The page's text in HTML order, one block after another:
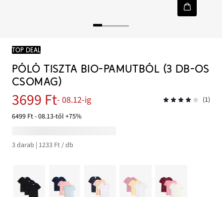
TOP DEAL
PÓLÓ TISZTA BIO-PAMUTBÓL (3 DB-OS
CSOMAG)
3699 Ft- 08.12-ig
(1)
6499 Ft - 08.13-től +75%
3 darab | 1233 Ft / db